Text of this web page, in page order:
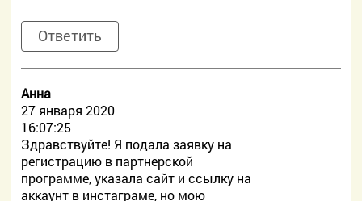
Ответить
Анна
27 января 2020
16:07:25
Здравствуйте! Я подала заявку на
регистрацию в партнерской
программе, указала сайт и ссылку на
аккаунт в инстаграме, но мою